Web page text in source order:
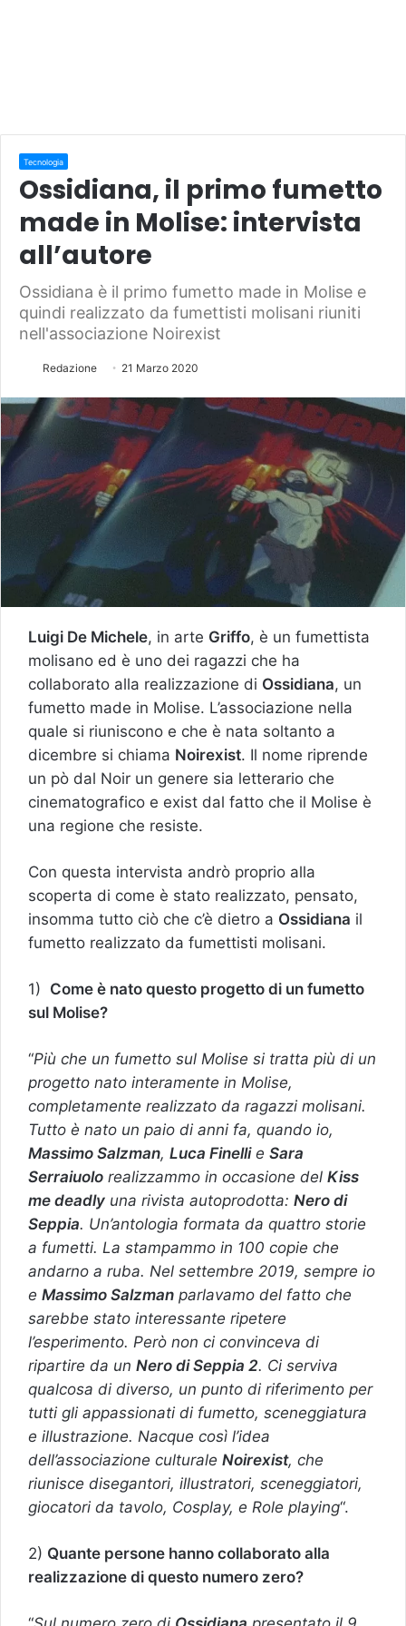
Tecnologia
Ossidiana, il primo fumetto
made in Molise: intervista
all’autore
Ossidiana è il primo fumetto made in Molise e
quindi realizzato da fumettisti molisani riuniti
nell'associazione Noirexist
Redazione 21 Marzo 2020
Luigi De Michele, in arte Griffo, è un fumettista
molisano ed è uno dei ragazzi che ha
collaborato alla realizzazione di Ossidiana, un
fumetto made in Molise. L’associazione nella
quale si riuniscono e che è nata soltanto a
dicembre si chiama Noirexist. Il nome riprende
un pò dal Noir un genere sia letterario che
cinematografico e exist dal fatto che il Molise è
una regione che resiste.
Con questa intervista andrò proprio alla
scoperta di come è stato realizzato, pensato,
insomma tutto ciò che c’è dietro a Ossidiana il
fumetto realizzato da fumettisti molisani.
1) Come è nato questo progetto di un fumetto
sul Molise?
“Più che un fumetto sul Molise si tratta più di un
progetto nato interamente in Molise,
completamente realizzato da ragazzi molisani.
Tutto è nato un paio di anni fa, quando io,
Massimo Salzman, Luca Finellie Sara
Serraiuolo realizzammo in occasione del Kiss
me deadly una rivista autoprodotta: Nero di
Seppia. Un’antologia formata da quattro storie
a fumetti. La stampammo in 100 copie che
andarno a ruba. Nel settembre 2019, sempre io
e Massimo Salzman parlavamo del fatto che
sarebbe stato interessante ripetere
l’esperimento. Però non ci convinceva di
ripartire da un Nero di Seppia 2. Ci serviva
qualcosa di diverso, un punto di riferimento per
tutti gli appassionati di fumetto, sceneggiatura
e illustrazione. Nacque così l’idea
dell’associazione culturale Noirexist, che
riunisce disegantori, illustratori, sceneggiatori,
giocatori da tavolo, Cosplay, e Role playing“.
2) Quante persone hanno collaborato alla
realizzazione di questo numero zero?